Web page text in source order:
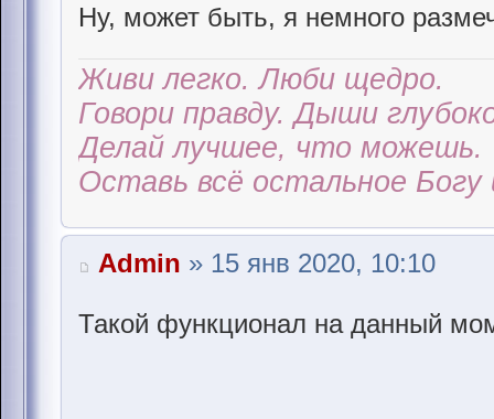
Ну, может быть, я немного
Живи легко. Люби щедро.
Говори правду. Дыши
Делай лучшее, что можешь.
Оставь всё остальное Богу
Admin » 15 янв 2020, 10:10
Такой функционал на данный